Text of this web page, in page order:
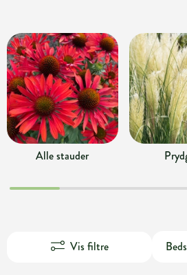
Alle stauder
Vis filtre